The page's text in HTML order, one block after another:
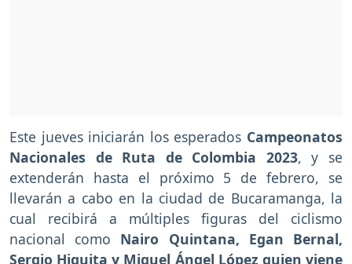
Este jueves iniciarán los esperados Campeonatos
Nacionales de Ruta de Colombia 2023, y se
extenderán hasta el próximo 5 de febrero, se
llevarán a cabo en la ciudad de Bucaramanga, la
cual recibirá a múltiples figuras del ciclismo
nacional como Nairo Quintana, Egan Bernal,
Sergio Higuita y Miguel Ángel López quien viene